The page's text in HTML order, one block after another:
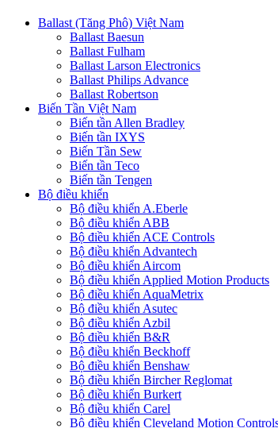
Ballast (Tăng Phô) Việt Nam
Ballast Baesun
Ballast Fulham
Ballast Larson Electronics
Ballast Philips Advance
Ballast Robertson
Biến Tần Việt Nam
Biến tần Allen Bradley
Biến tần IXYS
Biến Tần Sew
Biến tần Teco
Biến tần Tengen
Bộ điều khiển
Bộ điều khiển A.Eberle
Bộ điều khiển ABB
Bộ điều khiển ACE Controls
Bộ điều khiển Advantech
Bộ điều khiển Aircom
Bộ điều khiển Applied Motion Products
Bộ điều khiển AquaMetrix
Bộ điều khiển Asutec
Bộ điều khiển Azbil
Bộ điều khiển B&R
Bộ điều khiển Beckhoff
Bộ điều khiển Benshaw
Bộ điều khiển Bircher Reglomat
Bộ điều khiển Burkert
Bộ điều khiển Carel
Bộ điều khiển Cleveland Motion